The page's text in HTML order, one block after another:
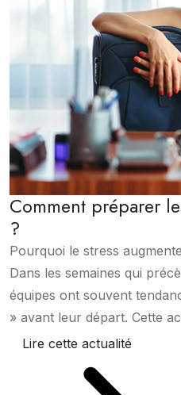
Comment préparer
?
Pourquoi le stress
Dans les semaines qui
équipes ont souvent
» avant leur départ. Cette
Lire cette actualité